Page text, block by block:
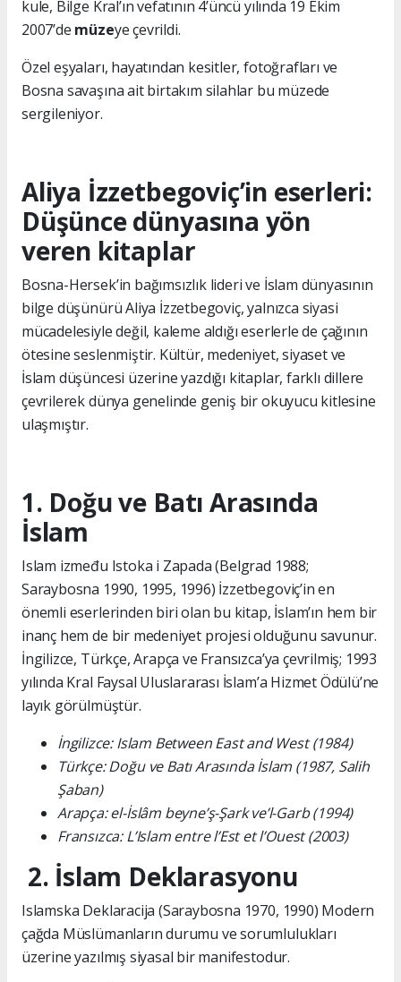
kule, Bilge Kral’ın vefatının 4’üncü yılında 19 Ekim
2007’de müzeye çevrildi.
Özel eşyaları, hayatından kesitler, fotoğrafları ve
Bosna savaşına ait birtakım silahlar bu müzede
sergileniyor.
Aliya İzzetbegoviç’in eserleri:
Düşünce dünyasına yön
veren kitaplar
Bosna-Hersek’in bağımsızlık lideri ve İslam dünyasının
bilge düşünürü Aliya İzzetbegoviç, yalnızca siyasi
mücadelesiyle değil, kaleme aldığı eserlerle de çağının
ötesine seslenmiştir. Kültür, medeniyet, siyaset ve
İslam düşüncesi üzerine yazdığı kitaplar, farklı dillere
çevrilerek dünya genelinde geniş bir okuyucu kitlesine
ulaşmıştır.
1. Doğu ve Batı Arasında
İslam
Islam između Istoka i Zapada (Belgrad 1988;
Saraybosna 1990, 1995, 1996) İzzetbegoviç’in en
önemli eserlerinden biri olan bu kitap, İslam’ın hem bir
inanç hem de bir medeniyet projesi olduğunu savunur.
İngilizce, Türkçe, Arapça ve Fransızca’ya çevrilmiş; 1993
yılında Kral Faysal Uluslararası İslam’a Hizmet Ödülü’ne
layık görülmüştür.
İngilizce: Islam Between East and West (1984)
Türkçe: Doğu ve Batı Arasında İslam (1987, Salih
Şaban)
Arapça: el-İslâm beyne’ş-Şark ve’l-Garb (1994)
Fransızca: L’Islam entre l’Est et l’Ouest (2003)
2. İslam Deklarasyonu
Islamska Deklaracija (Saraybosna 1970, 1990) Modern
çağda Müslümanların durumu ve sorumlulukları
üzerine yazılmış siyasal bir manifestodur.